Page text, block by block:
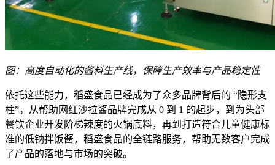
图：高度自动化的酱料生产线，保障生产效率与产品稳定性
依托这些能力，稻盛食品已经成为了众多品牌背后的 “隐形支
柱”。从帮助网红沙拉酱品牌完成从 0 到 1 的起步，到为头部
餐饮企业开发阶梯辣度的火锅底料，再到打造符合儿童健康标
准的低钠拌饭酱，稻盛食品的全链路服务，帮助无数客户完成
了产品的落地与市场的突破。